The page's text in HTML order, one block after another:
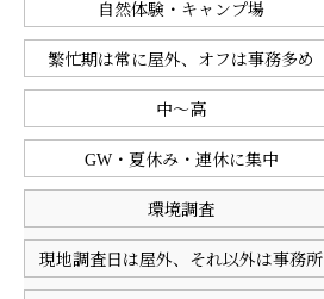
自然体験・キャンプ場
繁忙期は常に屋外、オフは事務多め
中〜高
GW・夏休み・連休に集中
環境調査
現地調査日は屋外、それ以外は事務所